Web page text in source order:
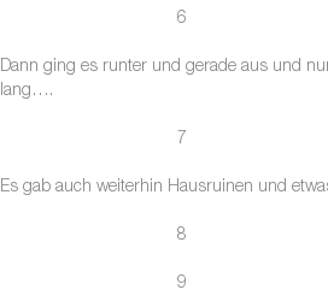
6
Dann ging es runter und gerade aus und
lang….
7
Es gab auch weiterhin Hausruinen und
8
9